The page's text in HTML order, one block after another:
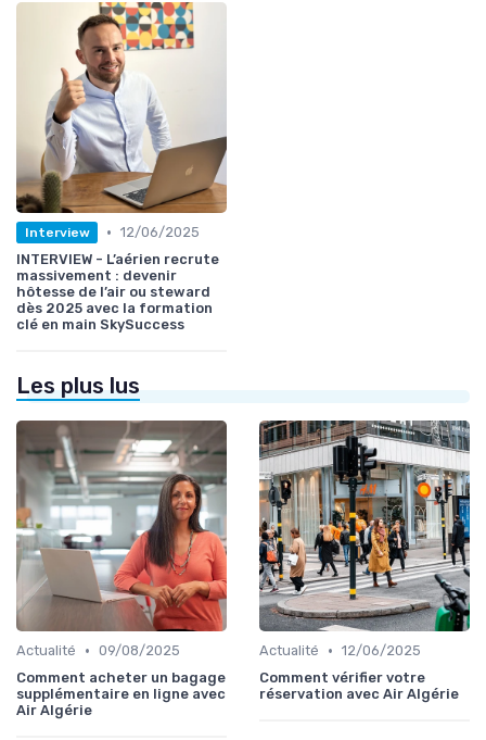
Interview • 12/06/2025
INTERVIEW - L’aérien recrute
massivement : devenir
hôtesse de l’air ou steward
dès 2025 avec la formation
clé en main SkySuccess
Les plus lus
Actualité • 09/08/2025
Comment acheter un bagage
supplémentaire en ligne avec
Air Algérie
Actualité • 12/06/2025
Comment vérifier votre
réservation avec Air Algérie